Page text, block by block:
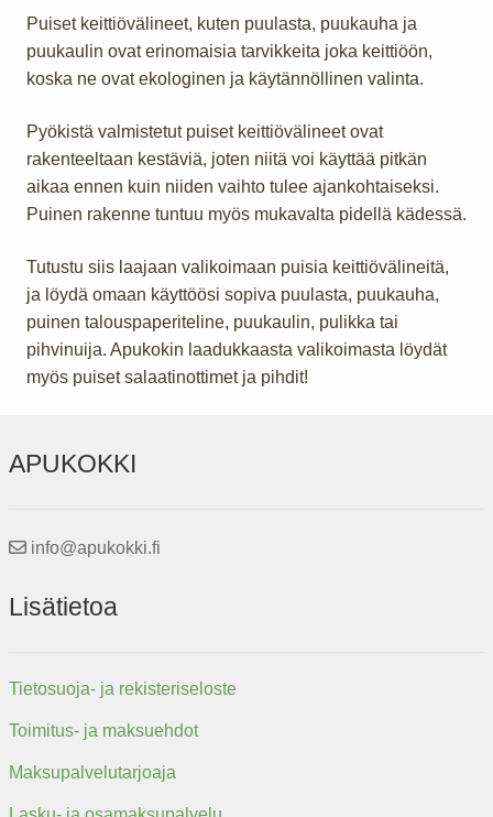
Puiset keittiövälineet, kuten puulasta, puukauha ja
puukaulin ovat erinomaisia tarvikkeita joka keittiöön,
koska ne ovat ekologinen ja käytännöllinen valinta.
Pyökistä valmistetut puiset keittiövälineet ovat
rakenteeltaan kestäviä, joten niitä voi käyttää pitkän
aikaa ennen kuin niiden vaihto tulee ajankohtaiseksi.
Puinen rakenne tuntuu myös mukavalta pidellä kädessä.
Tutustu siis laajaan valikoimaan puisia keittiövälineitä,
ja löydä omaan käyttöösi sopiva puulasta, puukauha,
puinen talouspaperiteline, puukaulin, pulikka tai
pihvinuija. Apukokin laadukkaasta valikoimasta löydät
myös puiset salaatinottimet ja pihdit!
APUKOKKI
info@apukokki.fi
Lisätietoa
Tietosuoja- ja rekisteriseloste
Toimitus- ja maksuehdot
Maksupalvelutarjoaja